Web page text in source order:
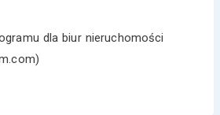
dla biur nieruchomości